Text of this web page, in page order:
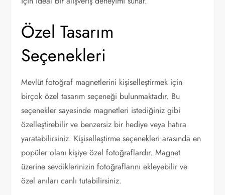
Özel Tasarım
Seçenekleri
Mevlüt fotoğraf magnetlerini kişiselleştirmek için
birçok özel tasarım seçeneği bulunmaktadır. Bu
seçenekler sayesinde magnetleri istediğiniz gibi
özelleştirebilir ve benzersiz bir hediye veya hatıra
yaratabilirsiniz. Kişiselleştirme seçenekleri arasında en
popüler olanı kişiye özel fotoğraflardır. Magnet
üzerine sevdiklerinizin fotoğraflarını ekleyebilir ve
özel anıları canlı tutabilirsiniz.